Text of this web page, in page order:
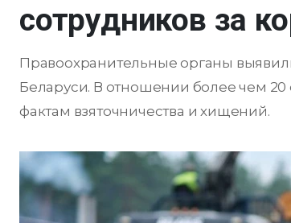
сотрудников за
Правоохранительные органы
Беларуси. В отношении более чем
фактам взяточничества и хищений.